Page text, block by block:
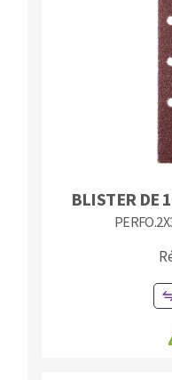
BLISTER DE